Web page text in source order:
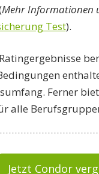
Mehr Informationen
Test).
Ferner
alle
Jetzt Condor